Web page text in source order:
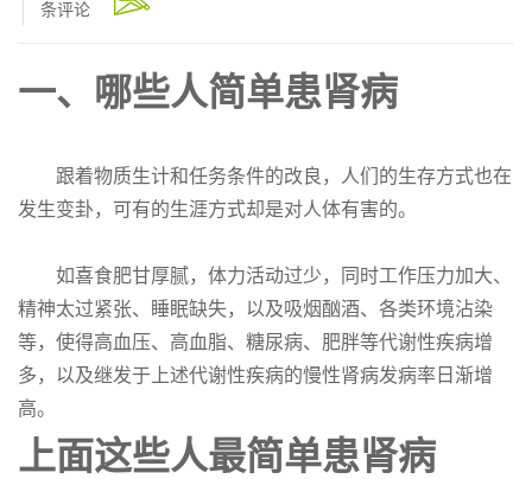
条评论
一、哪些人简单患肾病
跟着物质生计和任务条件的改良，人们的生存方式也在
发生变卦，可有的生涯方式却是对人体有害的。
如喜食肥甘厚腻，体力活动过少，同时工作压力加大、
精神太过紧张、睡眠缺失，以及吸烟酗酒、各类环境沾染
等，使得高血压、高血脂、糖尿病、肥胖等代谢性疾病增
多，以及继发于上述代谢性疾病的慢性肾病发病率日渐增
高。
上面这些人最简单患肾病